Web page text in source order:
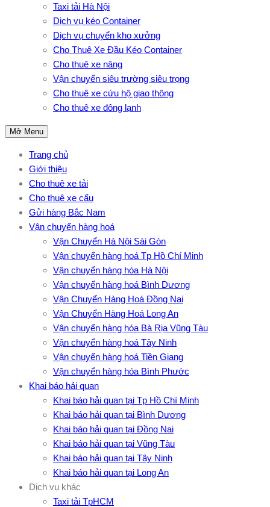
Taxi tải Hà Nội
Dịch vụ kéo Container
Dịch vụ chuyển kho xưởng
Cho Thuê Xe Đầu Kéo Container
Cho thuê xe nâng
Vận chuyển siêu trường siêu trọng
Cho thuê xe cứu hộ giao thông
Cho thuê xe đông lạnh
Mở Menu
Trang chủ
Giới thiệu
Cho thuê xe tải
Cho thuê xe cẩu
Gửi hàng Bắc Nam
Vận chuyển hàng hoá
Vận Chuyển Hà Nội Sài Gòn
Vận chuyển hàng hoá Tp Hồ Chí Minh
Vận chuyển hàng hóa Hà Nội
Vận chuyển hàng hoá Bình Dương
Vận Chuyển Hàng Hoá Đồng Nai
Vận Chuyển Hàng Hoá Long An
Vận chuyển hàng hóa Bà Rịa Vũng Tàu
Vận chuyển hàng hoá Tây Ninh
Vận chuyển hàng hoá Tiền Giang
Vận chuyển hàng hóa Bình Phước
Khai báo hải quan
Khai báo hải quan tại Tp Hồ Chí Minh
Khai báo hải quan tại Bình Dương
Khai báo hải quan tại Đồng Nai
Khai báo hải quan tại Vũng Tàu
Khai báo hải quan tại Tây Ninh
Khai báo hải quan tại Long An
Dịch vụ khác
Taxi tải TpHCM